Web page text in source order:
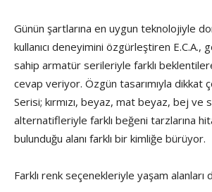
Günün şartlarına en uygun teknolojiyle
kullanıcı deneyimini özgürleştiren E.C.A.,
sahip armatür serileriyle farklı
cevap veriyor. Özgün tasarımıyla dikkat
Serisi; kırmızı, beyaz, mat beyaz, bej ve
alternatifleriyle farklı beğeni tarzlarına
bulunduğu alanı farklı bir kimliğe bürüyor.
Farklı renk seçenekleriyle yaşam alanları